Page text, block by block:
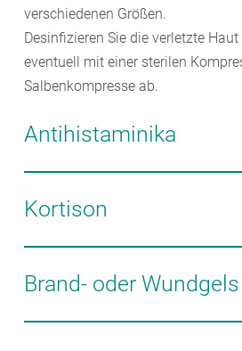
verschiedenen Größen.
Desinfizieren Sie die verletzte
eventuell mit einer sterilen
Salbenkompresse ab.
Antihistaminika
Gut geeignet Antihistaminika, die
Histamin hemmen, der im Körper
Juckreiz, und Schmerzen führt.
es in Form von Tabletten oder Saft
zum Auftragen als kühlende Gele.
antiallergisch und beruhigen die
Kortison
Bei stärker geröteten und
Sie auf kortisonhaltige Cremes
Wirkstoff Hydrocortison gibt es
als Salbe, Cremegel oder Spray.
Brand- oder Wundgels
Ein Brandgel lindert die